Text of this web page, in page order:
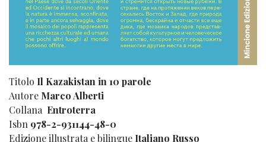
Titolo Il Kazakistan in 10 parole
Autore Marco Alberti
Collana Entroterra
Isbn 978-2-931144-48-0
Edizione illustrata e bilingue Italiano Russo